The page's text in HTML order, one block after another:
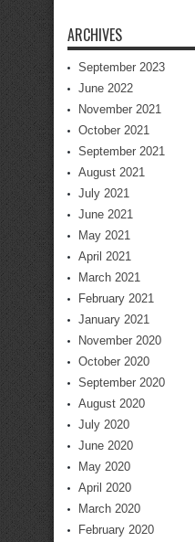
ARCHIVES
September 2023
June 2022
November 2021
October 2021
September 2021
August 2021
July 2021
June 2021
May 2021
April 2021
March 2021
February 2021
January 2021
November 2020
October 2020
September 2020
August 2020
July 2020
June 2020
May 2020
April 2020
March 2020
February 2020